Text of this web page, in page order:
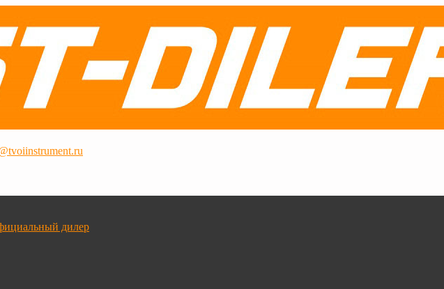
дилер